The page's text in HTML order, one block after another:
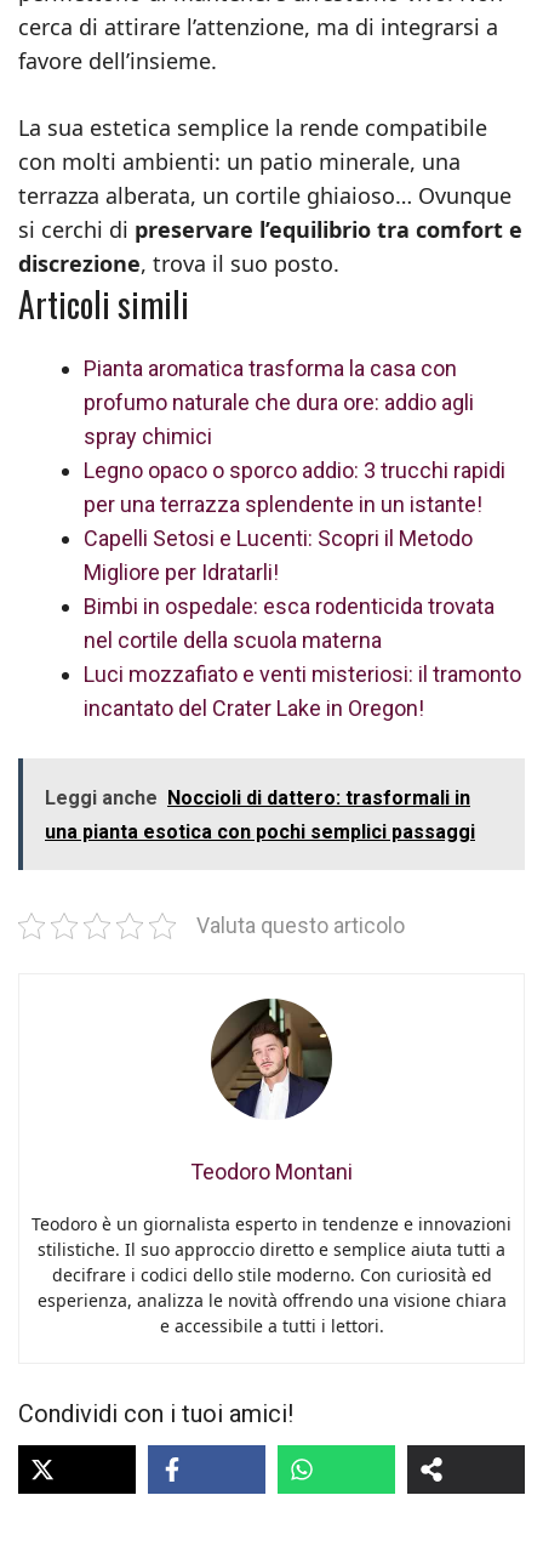
cerca di attirare l’attenzione, ma di integrarsi a
favore dell’insieme.
La sua estetica semplice la rende compatibile
con molti ambienti: un patio minerale, una
terrazza alberata, un cortile ghiaioso… Ovunque
si cerchi di preservare l’equilibrio tra comfort e
discrezione, trova il suo posto.
Articoli simili
Pianta aromatica trasforma la casa con
profumo naturale che dura ore: addio agli
spray chimici
Legno opaco o sporco addio: 3 trucchi rapidi
per una terrazza splendente in un istante!
Capelli Setosi e Lucenti: Scopri il Metodo
Migliore per Idratarli!
Bimbi in ospedale: esca rodenticida trovata
nel cortile della scuola materna
Luci mozzafiato e venti misteriosi: il tramonto
incantato del Crater Lake in Oregon!
Leggi anche Noccioli di dattero: trasformali in
una pianta esotica con pochi semplici passaggi
Valuta questo articolo
Teodoro Montani
Teodoro è un giornalista esperto in tendenze e innovazioni
stilistiche. Il suo approccio diretto e semplice aiuta tutti a
decifrare i codici dello stile moderno. Con curiosità ed
esperienza, analizza le novità offrendo una visione chiara
e accessibile a tutti i lettori.
Condividi con i tuoi amici!